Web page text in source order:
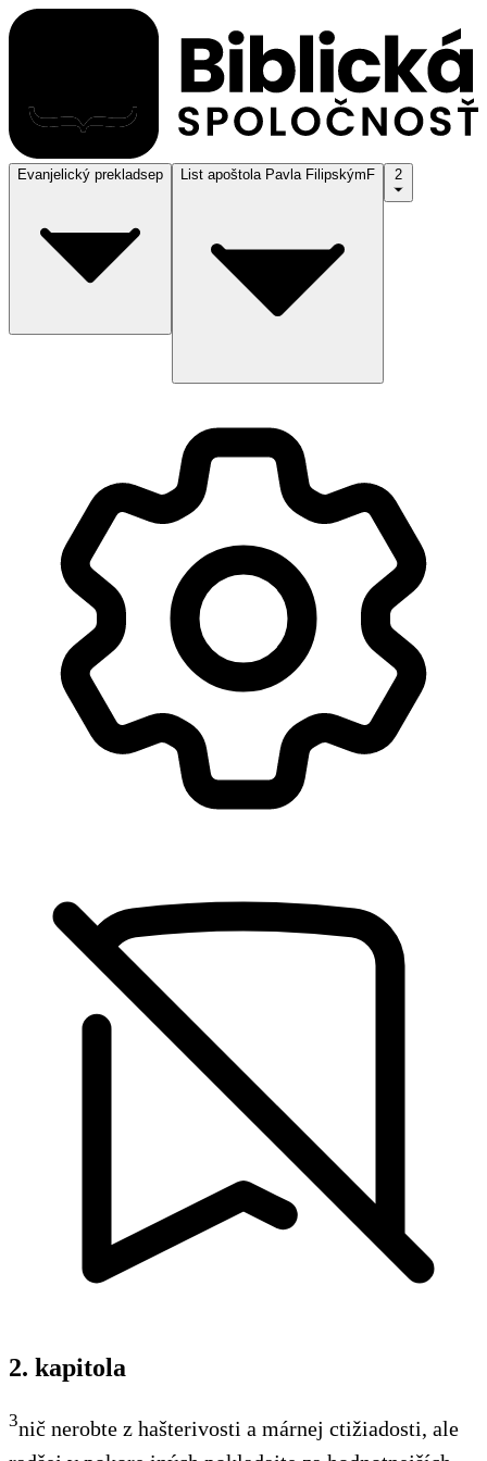
Evanjelický prekladsep List apoštola Pavla Filipským F
2. kapitola
3nič nerobte z hašterivosti a márnej ctižiadosti, ale